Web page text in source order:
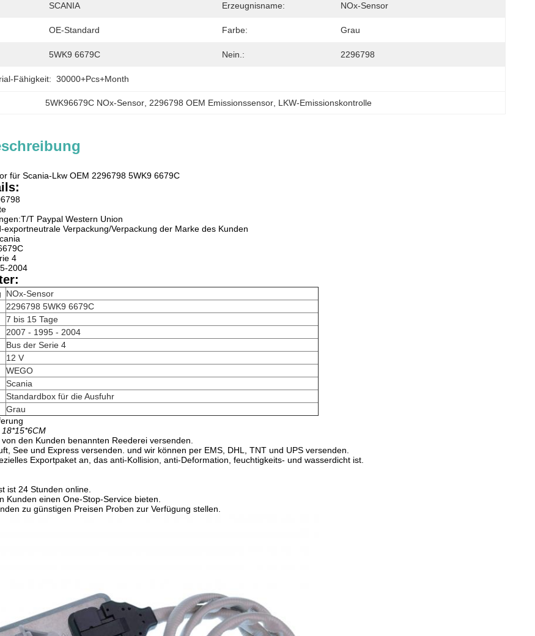
SCANIA Erzeugnisname: NOx-Sensor
OE-Standard Farbe: Grau
5WK9 6679C Nein.: 2296798
Fähigkeit: 30000+Pcs+Month
5WK96679C NOx-Sensor 2296798 OEM Emissionssensor LKW-Emissionskontrolle
für Scania-Lkw OEM 2296798 5WK9 6679C
T Paypal Western Union
exportneutrale Verpackung/Verpackung der Marke des Kunden
4
2004
NOx-Sensor
2296798 5WK9 6679C
7 bis 15 Tage
2007 - 1995 - 2004
Bus der Serie 4
12 V
WEGO
Scania
Standardbox für die Ausfuhr
Grau
den Kunden benannten Reederei versenden.
See und Express versenden. und wir können per EMS, DHL, TNT und UPS versenden.
Exportpaket an, das anti-Kollision, anti-Deformation, feuchtigkeits- und wasserdicht ist.
ist 24 Stunden online.
Kunden einen One-Stop-Service bieten.
zu günstigen Preisen Proben zur Verfügung stellen.